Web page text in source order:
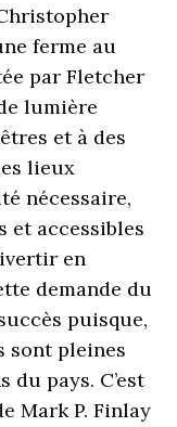
ferme au
par Fletcher
lumière
et à des
lieux
nécessaire,
et accessibles
en
demande du
puisque,
sont pleines
du pays. C’est
Mark P. Finlay